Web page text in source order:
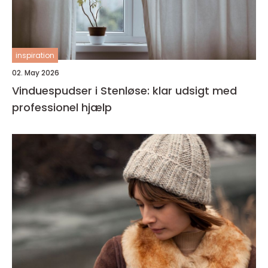
inspiration
02. May 2026
Vinduespudser i Stenløse: klar udsigt med
professionel hjælp